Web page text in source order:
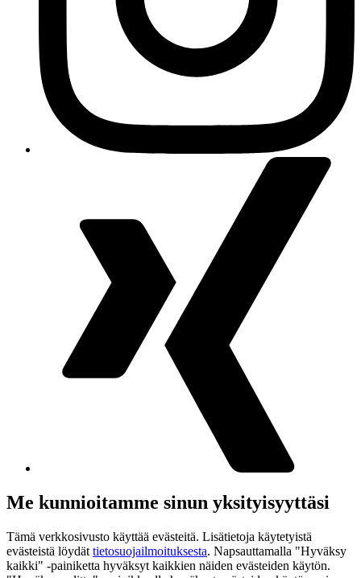
Me kunnioitamme sinun yksityisyyttäsi
Tämä verkkosivusto käyttää evästeitä. Lisätietoja käytetyistä
evästeistä löydät tietosuojailmoituksesta. Napsauttamalla "Hyväksy
kaikki" -painiketta hyväksyt kaikkien näiden evästeiden käytön.